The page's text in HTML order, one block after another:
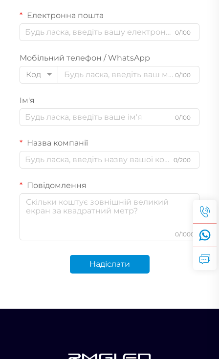
Електронна пошта
0/100
Мобільний телефон / WhatsApp
Код
0/100
Ім'я
0/100
Назва компанії
0/200
Повідомлення
0/1000
Надіслати